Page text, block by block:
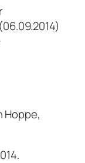
Hoppe,